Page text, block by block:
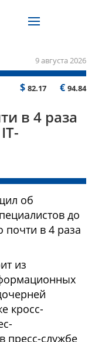
9 августа 2026
$ 82.17 € 94.84
в 4 раза
об
до
почти в 4 раза
из
кросс-
пресс-службе